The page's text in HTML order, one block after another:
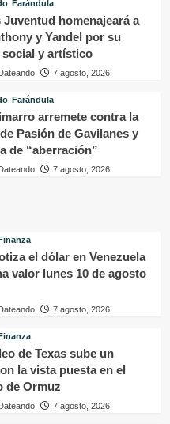
Farándula
Juventud homenajeará a
y Yandel por su
social y artístico
7 agosto, 2026
Farándula
arremete contra la
Pasión de Gavilanes y
de “aberración”
7 agosto, 2026
el dólar en Venezuela
valor lunes 10 de agosto
7 agosto, 2026
de Texas sube un
la vista puesta en el
de Ormuz
7 agosto, 2026